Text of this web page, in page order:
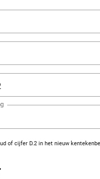
of cijfer D.2 in het nieuw